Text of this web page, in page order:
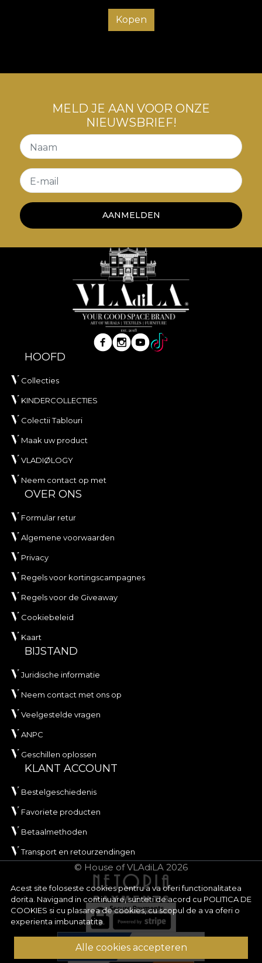
Kopen
Acest site foloseste cookies pentru a va oferi functionalitatea
dorita. Navigand in continuare, sunteti de acord cu POLITICA DE
COOKIES si cu plasarea de cookies, cu scopul de a va oferi o
experienta imbunatatita.
Alle cookies accepteren
MELD JE AAN VOOR ONZE
NIEUWSBRIEF!
Naam
E-mail
AANMELDEN
HOOFD
Collecties
KINDERCOLLECTIES
Colectii Tablouri
Maak uw product
VLADIØLOGY
Neem contact op met
OVER ONS
Formular retur
Algemene voorwaarden
Privacy
Regels voor kortingscampagnes
Regels voor de Giveaway
Cookiebeleid
Kaart
BIJSTAND
Juridische informatie
Neem contact met ons op
Veelgestelde vragen
ANPC
Geschillen oplossen
KLANT ACCOUNT
Bestelgeschiedenis
Favoriete producten
Betaalmethoden
Transport en retourzendingen
© House of VLAdiLA 2026